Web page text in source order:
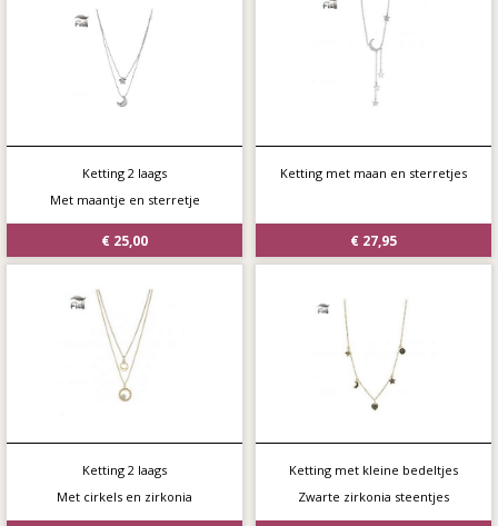
Ketting 2 laags
Met maantje en sterretje
€ 25,00
Ketting met maan en sterretjes
€ 27,95
Ketting 2 laags
Met cirkels en zirkonia
Ketting met kleine bedeltjes
Zwarte zirkonia steentjes